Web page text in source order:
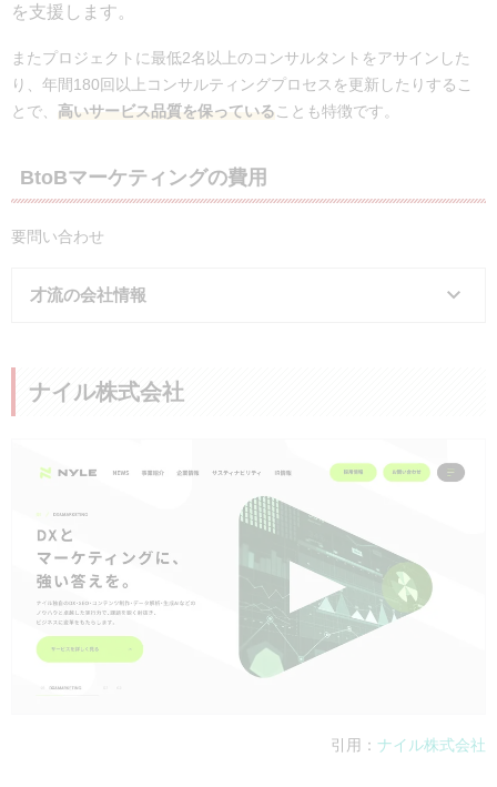
を支援します。
またプロジェクトに最低2名以上のコンサルタントをアサインした
り、年間180回以上コンサルティングプロセスを更新したりするこ
とで、 高いサービス品質を保っていることも特徴です。
BtoBマーケティングの費用
要問い合わせ
才流の会社情報
事業内容
新規事業開発コンサルティング
BtoBマーケティングコンサルティング
法人営業コンサルティング
研修
電話番号 記載なし
公式サイト https://sairu.co.jp/
ナイル株式会社
引用： ナイル株式会社